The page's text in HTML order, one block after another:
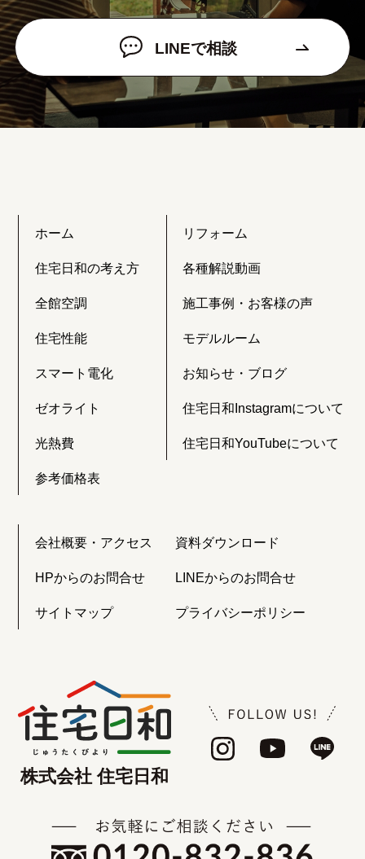
LINEで相談
ホーム
住宅日和の考え方
全館空調
住宅性能
スマート電化
ゼオライト
光熱費
参考価格表
リフォーム
各種解説動画
施工事例・お客様の声
モデルルーム
お知らせ・ブログ
住宅日和Instagramについて
住宅日和YouTubeについて
会社概要・アクセス 資料ダウンロード
HPからのお問合せ LINEからのお問合せ
サイトマップ プライバシーポリシー
株式会社 住宅日和